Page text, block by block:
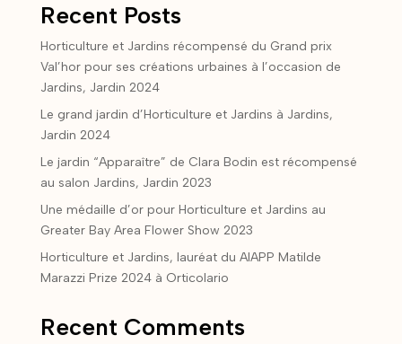
Recent Posts
Horticulture et Jardins récompensé du Grand prix
Val’hor pour ses créations urbaines à l’occasion de
Jardins, Jardin 2024
Le grand jardin d’Horticulture et Jardins à Jardins,
Jardin 2024
Le jardin “Apparaître” de Clara Bodin est récompensé
au salon Jardins, Jardin 2023
Une médaille d’or pour Horticulture et Jardins au
Greater Bay Area Flower Show 2023
Horticulture et Jardins, lauréat du AIAPP Matilde
Marazzi Prize 2024 à Orticolario
Recent Comments